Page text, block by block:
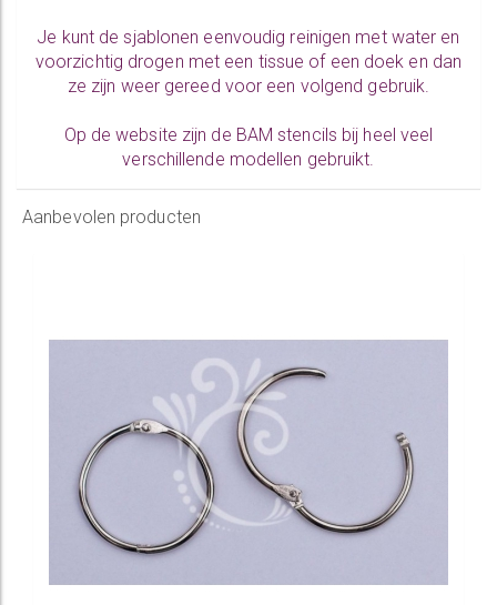
Je kunt de sjablonen eenvoudig reinigen met water en
voorzichtig drogen met een tissue of een doek en dan
ze zijn weer gereed voor een volgend gebruik.
Op de website zijn de BAM stencils bij heel veel
verschillende modellen gebruikt.
Aanbevolen producten